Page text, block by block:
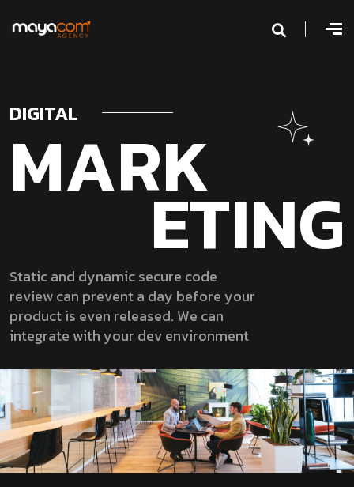
DIGITAL
MARK
ETING
Staticand dynamicsecure code
reviewcan preventa day beforeyour
productis even released. We can
integrate withyour devenvironment